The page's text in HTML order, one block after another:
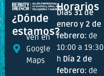
¿Dónde
estamos?
Ven en
Google
Maps
Horarios
Días 31 de
enero y 2 de
febrero: de
10:00 a 19:30
h Día 2 de
febrero: de